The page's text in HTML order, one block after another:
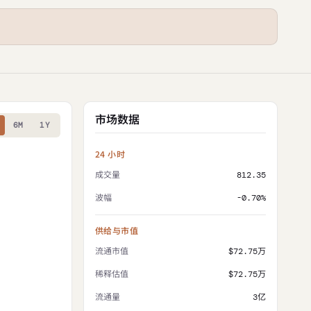
6M 1Y 市场数据
24 小时
成交量
812.35
波幅 -0.70%
供给与市值
流通市值
$72.75万
稀释估值 $72.75万
流通量 3亿